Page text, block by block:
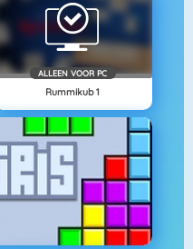
ALLEEN VOOR PC
Rummikub 1